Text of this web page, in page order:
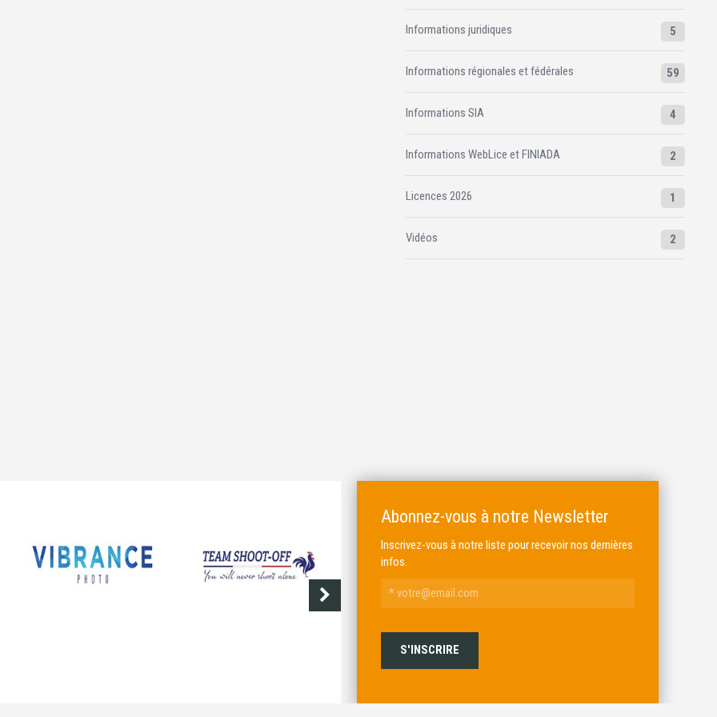
Informations juridiques 5
Informations régionales et fédérales 59
Informations SIA 4
Informations WebLice et FINIADA 2
Licences 2026 1
Vidéos 2
ALKAR
Abonnez-vous à notre Newsletter
Inscrivez-vous à notre liste pour recevoir nos dernières
infos.